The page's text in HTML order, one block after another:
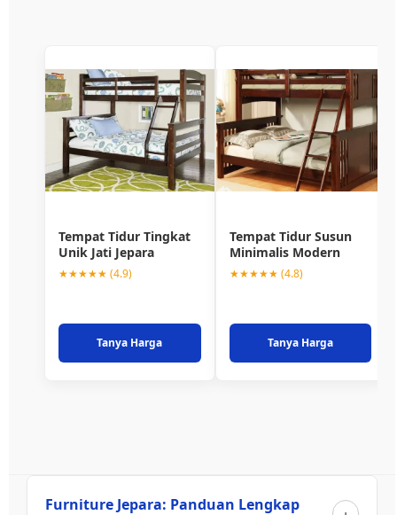
Tempat Tidur Tingkat
Unik Jati Jepara
★★★★★ (4.9)
Tanya Harga
Tempat Tidur Susun
Minimalis Modern
★★★★★ (4.8)
Tanya Harga
Furniture Jepara: Panduan Lengkap